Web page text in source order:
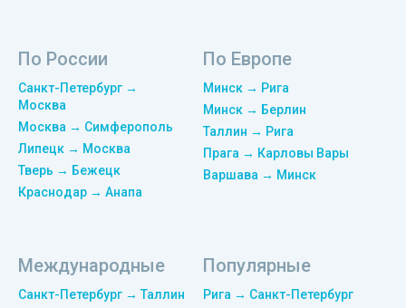
По России
Санкт-Петербург →
Москва
Москва → Симферополь
Липецк → Москва
Тверь → Бежецк
Краснодар → Анапа
По Европе
Минск → Рига
Минск → Берлин
Таллин → Рига
Прага → Карловы Вары
Варшава → Минск
Международные
Санкт-Петербург → Таллин
Популярные
Рига → Санкт-Петербург